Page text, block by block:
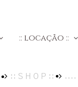
:: locação ::
:: S H O P :: ....